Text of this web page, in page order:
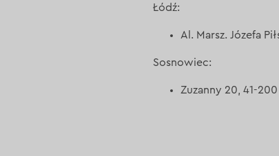
Łódź:
Al. Marsz. Józefa
Sosnowiec:
Zuzanny 20, 41-